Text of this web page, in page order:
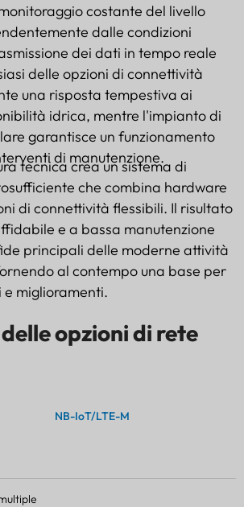
costante del livello
dalle condizioni
dei dati in tempo reale
delle opzioni di connettività
una risposta tempestiva ai
idrica, mentre l'impianto di
garantisce un funzionamento
di manutenzione.
tecnica crea un sistema di
che combina hardware
di connettività flessibili. Il risultato
e a bassa manutenzione
principali delle moderne attività
al contempo una base per
miglioramenti.
opzioni di rete
NB-IoT/LTE-M